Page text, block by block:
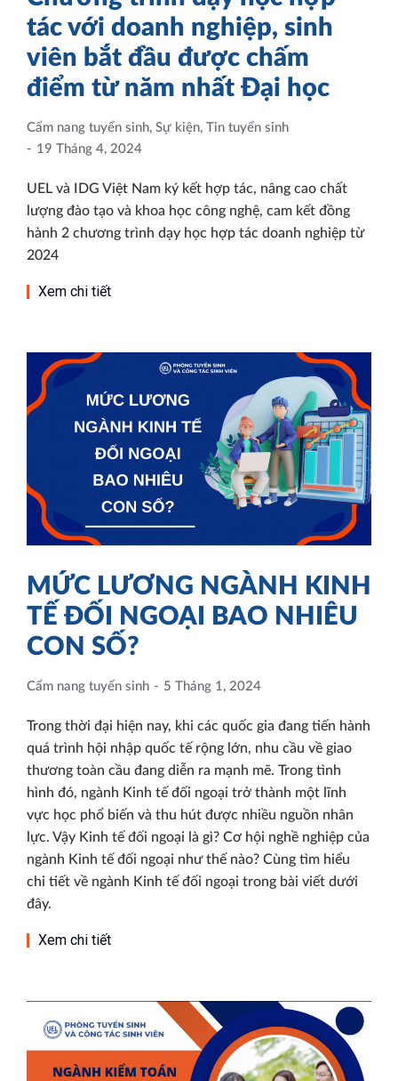
tác với doanh nghiệp, sinh
viên bắt đầu được chấm
điểm từ năm nhất Đại học
Cẩm nang tuyển sinh, Sự kiện, Tin tuyển sinh
19 Tháng 4, 2024
UEL và IDG Việt Nam ký kết hợp tác, nâng cao chất
lượng đào tạo và khoa học công nghệ, cam kết đồng
hành 2 chương trình dạy học hợp tác doanh nghiệp từ
2024
Xem chi tiết
MỨC LƯƠNG NGÀNH KINH
TẾ ĐỐI NGOẠI BAO NHIÊU
CON SỐ?
Cẩm nang tuyển sinh 5 Tháng 1, 2024
Trong thời đại hiện nay, khi các quốc gia đang tiến hành
quá trình hội nhập quốc tế rộng lớn, nhu cầu về giao
thương toàn cầu đang diễn ra mạnh mẽ. Trong tình
hình đó, ngành Kinh tế đối ngoại trở thành một lĩnh
vực học phổ biến và thu hút được nhiều nguồn nhân
lực. Vậy Kinh tế đối ngoại là gì? Cơ hội nghề nghiệp của
ngành Kinh tế đối ngoại như thế nào? Cùng tìm hiểu
chi tiết về ngành Kinh tế đối ngoại trong bài viết dưới
đây.
Xem chi tiết